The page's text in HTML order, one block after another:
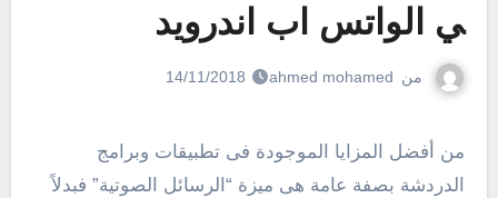
ي الواتس اب اندرويد
من ahmed mohamed
14/11/2018
من أفضل المزايا الموجودة فى تطبيقات وبرامج
الدردشة بصفة عامة هى ميزة “الرسائل الصوتية” فبدلاً